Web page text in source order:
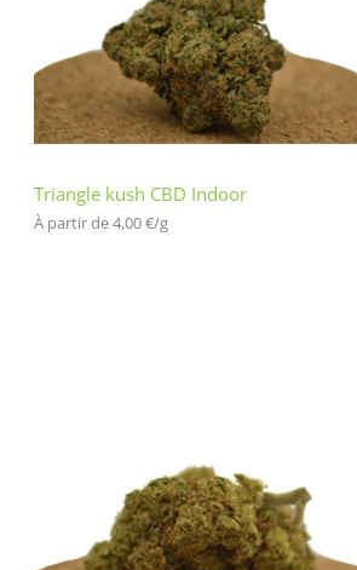
Triangle kush CBD Indoor
À partir de 4,00€/g